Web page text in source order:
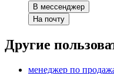
В мессенджер
На почту
Другие
менеджер по